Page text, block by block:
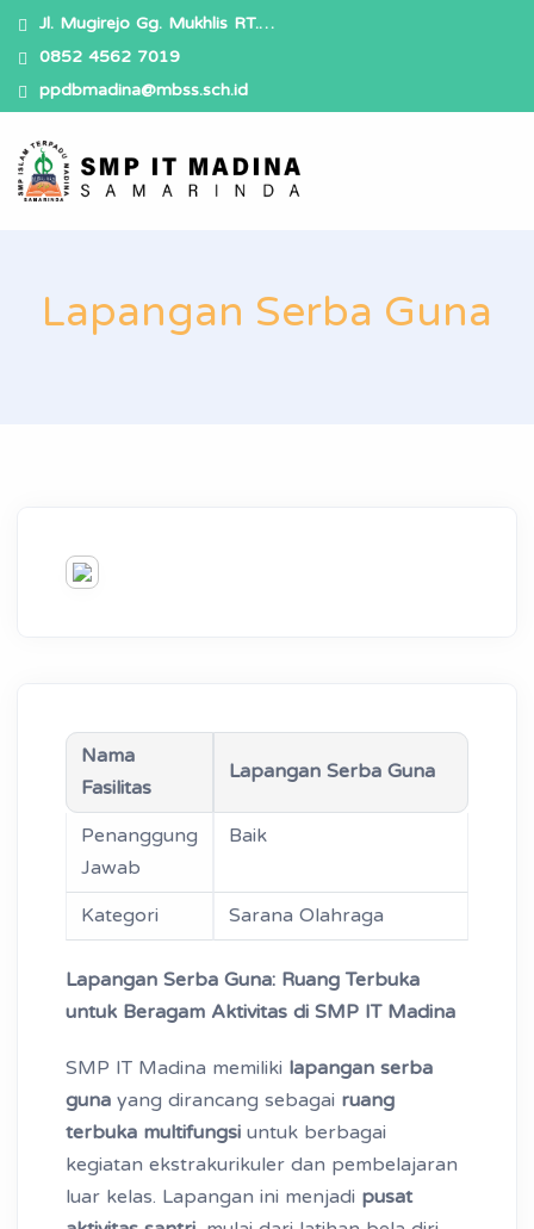
Jl. Mugirejo Gg. Mukhlis RT.…
0852 4562 7019
ppdbmadina@mbss.sch.id
Lapangan Serba Guna
Nama
Fasilitas
Lapangan Serba Guna
Penanggung
Jawab
Baik
Kategori Sarana Olahraga
Lapangan Serba Guna: Ruang Terbuka
untuk Beragam Aktivitas di SMP IT Madina
SMP IT Madina memiliki lapangan serba
guna yang dirancang sebagai ruang
terbuka multifungsi untuk berbagai
kegiatan ekstrakurikuler dan pembelajaran
luar kelas. Lapangan ini menjadi pusat